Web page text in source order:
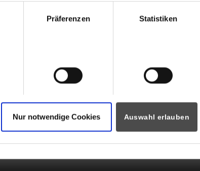
Präferenzen Statistiken
Nur notwendige Cookies Auswahl erlauben